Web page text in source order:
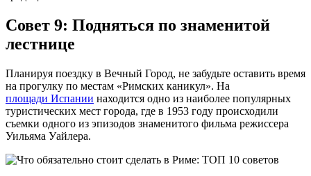
Совет 9: Подняться по знаменитой
лестнице
Планируя поездку в Вечный Город, не забудьте оставить время
на прогулку по местам «Римских каникул». На
площади Испании находится одно из наиболее популярных
туристических мест города, где в 1953 году происходили
съемки одного из эпизодов знаменитого фильма режиссера
Уильяма Уайлера.